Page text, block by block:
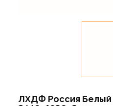
ЛХДФ Россия Белый